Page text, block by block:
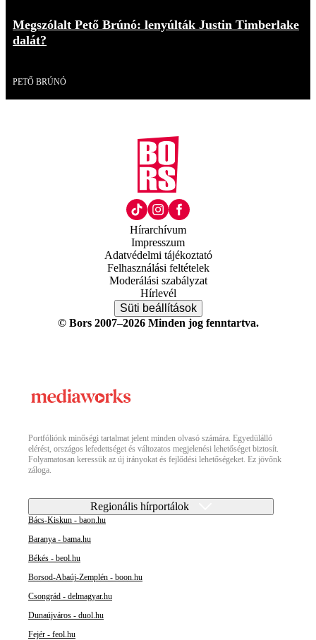
Megszólalt Pető Brúnó: lenyúlták Justin Timberlake
dalát?
PETŐ BRÚNÓ
Hírarchívum
Impresszum
Adatvédelmi tájékoztató
Felhasználási feltételek
Moderálási szabályzat
Hírlevél
Süti beállítások
© Bors 2007–2026 Minden jog fenntartva.
Portfóliónk minőségi tartalmat jelent minden olvasó számára. Egyedülálló
elérést, országos lefedettséget és változatos megjelenési lehetőséget biztosít.
Folyamatosan keressük az új irányokat és fejlődési lehetőségeket. Ez jövőnk
záloga.
Regionális hírportálok
Bács-Kiskun - baon.hu
Baranya - bama.hu
Békés - beol.hu
Borsod-Abaúj-Zemplén - boon.hu
Csongrád - delmagyar.hu
Dunaújváros - duol.hu
Fejér - feol.hu